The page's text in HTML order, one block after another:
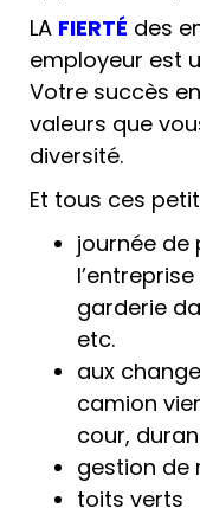
LA FIERTÉ des
employeur est
Votre succès
valeurs que
diversité.
Et tous ces
journée de
garderie
etc.
aux
camion
cour,
gestion de
toits verts